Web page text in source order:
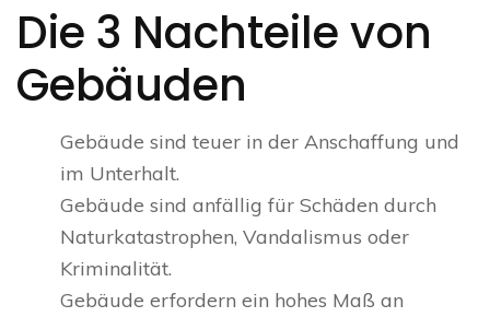
Die 3 Nachteile von
Gebäuden
Gebäude sind teuer in der Anschaffung und
im Unterhalt.
Gebäude sind anfällig für Schäden durch
Naturkatastrophen, Vandalismus oder
Kriminalität.
Gebäude erfordern ein hohes Maß an